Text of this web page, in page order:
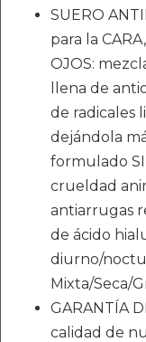
SUERO
para la
OJOS:
llena de
de radicales
dejándola
formulado
crueldad
antiarrugas
de ácido
diurno/
Mixta/Seca/
GARANTÍA
calidad de